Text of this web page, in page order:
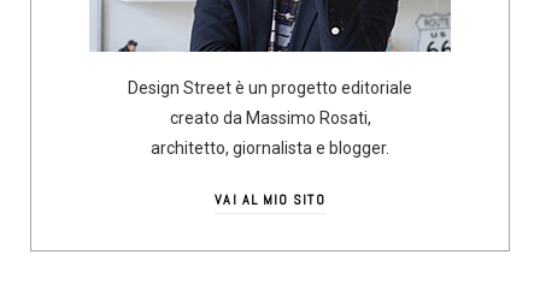
Design Street è un progetto editoriale
creato da Massimo Rosati,
architetto, giornalista e blogger.
VAI AL MIO SITO